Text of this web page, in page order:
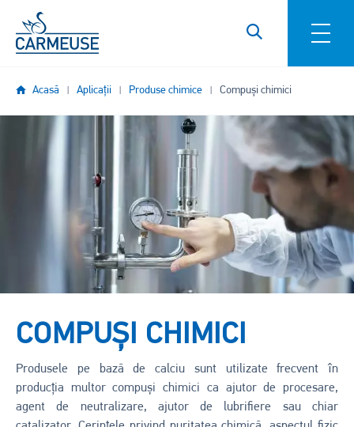
Mergi la conţinutul principal
Acasă Aplicații Produse chimice Compuși chimici
COMPUȘI CHIMICI
Produsele pe bază de calciu sunt utilizate frecvent în
producția multor compuși chimici ca ajutor de procesare,
agent de neutralizare, ajutor de lubrifiere sau chiar